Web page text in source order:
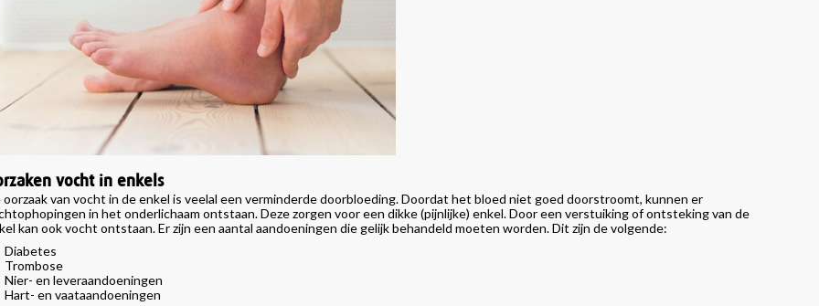
vocht in enkels
oorzaak van vocht in de enkel is veelal een verminderde doorbloeding. Doordat het bloed niet goed doorstroomt, kunnen er
in het onderlichaam ontstaan. Deze zorgen voor een dikke (pijnlijke) enkel. Door een verstuiking of ontsteking van de
kan ook vocht ontstaan. Er zijn een aantal aandoeningen die gelijk behandeld moeten worden. Dit zijn de volgende:
Diabetes
Trombose
Nier- en leveraandoeningen
Hart- en vaataandoeningen